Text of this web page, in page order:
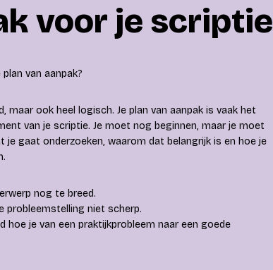
voor je scriptie
van aanpak?
maar ook heel logisch. Je plan van aanpak is vaak het
van je scriptie. Je moet nog beginnen, maar je moet
je gaat onderzoeken, waarom dat belangrijk is en hoe je
nog te breed.
probleemstelling niet scherp.
hoe je van een praktijkprobleem naar een goede